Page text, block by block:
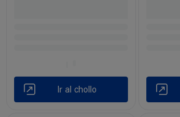
Ir al chollo